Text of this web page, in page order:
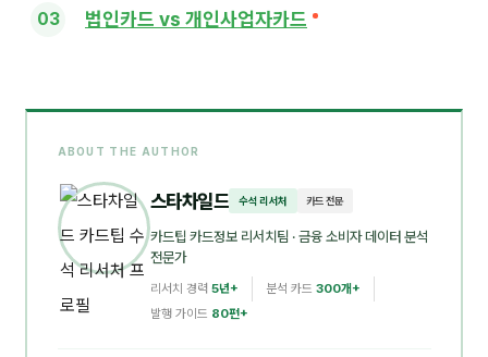
법인카드 vs 개인사업자카드
ABOUT THE AUTHOR
스타차일드 수석 리서처 카드 전문
카드팁 카드정보 리서치팀 · 금융 소비자 데이터 분석
전문가
리서치 경력 5년+ 분석 카드 300개+
발행 가이드 80편+